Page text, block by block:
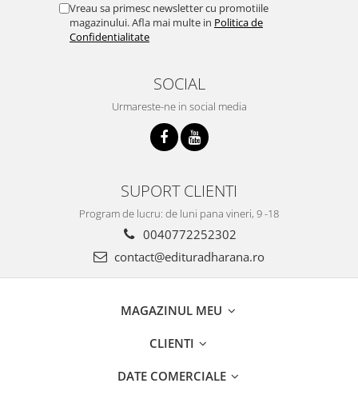
Vreau sa primesc newsletter cu promotiile
magazinului. Afla mai multe in Politica de
Confidentialitate
SOCIAL
Urmareste-ne in social media
SUPORT CLIENTI
Program de lucru: de luni pana vineri, 9 -18
0040772252302
contact@edituradharana.ro
MAGAZINUL MEU
CLIENTI
DATE COMERCIALE